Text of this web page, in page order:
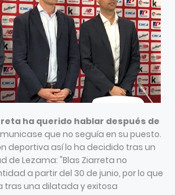
ha querido hablar después de
que no seguía en su puesto.
deportiva así lo ha decidido tras un
de Lezama: "Blas Ziarreta no
a partir del 30 de junio, por lo que
tras una dilatada y exitosa